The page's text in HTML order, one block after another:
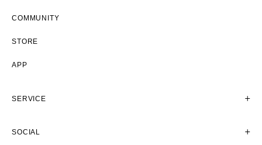
COMMUNITY
STORE
APP
SERVICE
SOCIAL